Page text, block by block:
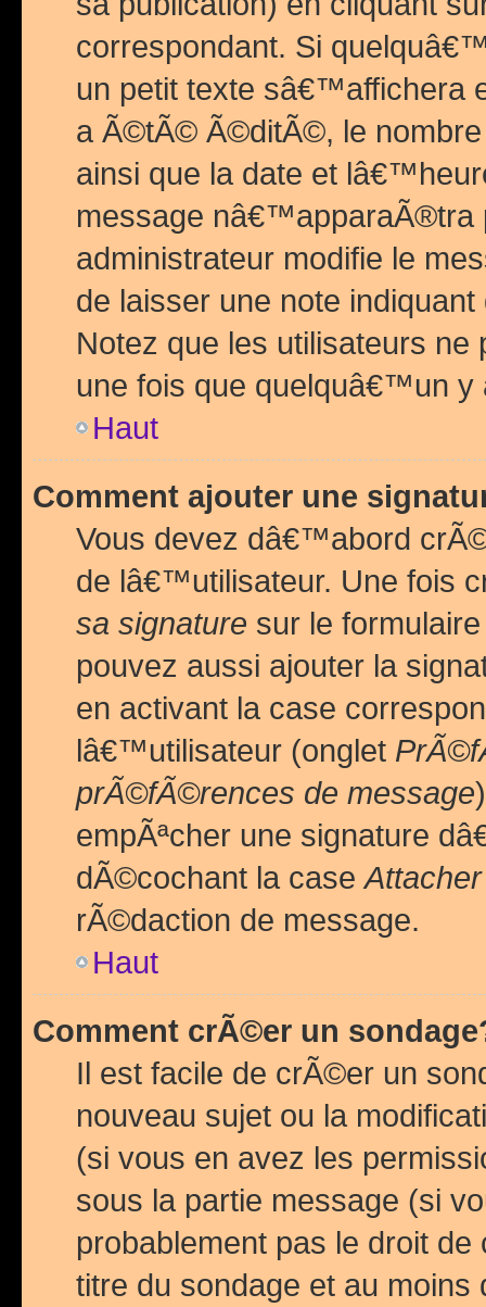
correspondant. Si
un petit texte sâ€™affichera
a Ã©tÃ© Ã©ditÃ©, le
ainsi que la date et
message nâ€™apparaÃ®tra
administrateur modifie le
de laisser une note
Notez que les utilisateurs
une fois que quelquâ€™un y
Haut
Comment ajouter une
Vous devez dâ€™abord
de lâ€™utilisateur. Une fois
sa signature sur le
pouvez aussi ajouter la
en activant la case
lâ€™utilisateur (onglet
prÃ©fÃ©rences de message
empÃªcher une signature
dÃ©cochant la case
rÃ©daction de message.
Haut
Comment crÃ©er un
Il est facile de crÃ©er un
nouveau sujet ou la
(si vous en avez les
sous la partie message (si
probablement pas le droit
titre du sondage et au